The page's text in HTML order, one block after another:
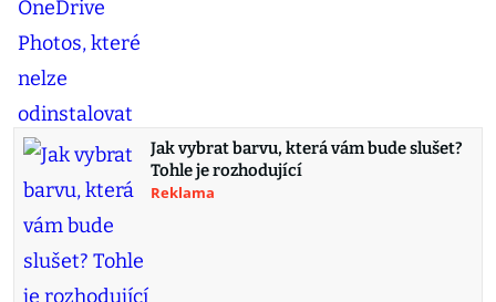
Jak vybrat barvu, která vám bude slušet?
Tohle je rozhodující
Reklama